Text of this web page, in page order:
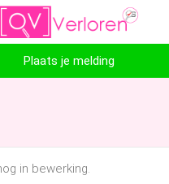
Plaats je melding
in bewerking.